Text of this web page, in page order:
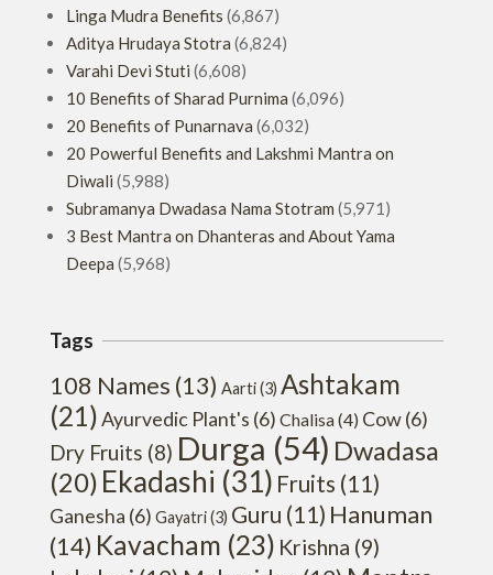
Linga Mudra Benefits (6,867)
Aditya Hrudaya Stotra (6,824)
Varahi Devi Stuti (6,608)
10 Benefits of Sharad Purnima (6,096)
20 Benefits of Punarnava (6,032)
20 Powerful Benefits and Lakshmi Mantra on
Diwali (5,988)
Subramanya Dwadasa Nama Stotram (5,971)
3 Best Mantra on Dhanteras and About Yama
Deepa (5,968)
Tags
108 Names (13) Aarti(3) Ashtakam
(21)Ayurvedic Plant's (6) Chalisa(4) Cow(6)
Dry Fruits (8) Durga (54) Dwadasa
(20) Ekadashi (31) Fruits (11)
Ganesha (6) Gayatri(3) Guru (11) Hanuman
(14) Kavacham (23) Krishna (9)